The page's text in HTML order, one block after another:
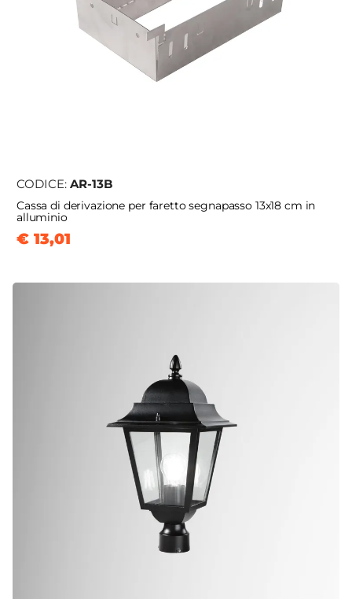
CODICE: AR-13B
Cassa di derivazione per faretto segnapasso 13x18 cm in
alluminio
€ 13,01